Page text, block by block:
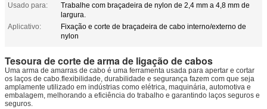
Usado para:
Trabalhe com braçadeira de nylon de 2,4 mm a 4,8 mm de
largura.
Aplicativo:
Fixação e corte de braçadeira de cabo interno/externo de
nylon
Tesoura de corte de arma de ligação de cabos
Uma arma de amarras de cabo é uma ferramenta usada para apertar e cortar
os laços de cabo.flexibilidade, durabilidade e segurança fazem com que seja
amplamente utilizado em indústrias como elétrica, maquinária, automotiva e
embalagem, melhorando a eficiência do trabalho e garantindo laços seguros e
seguros.